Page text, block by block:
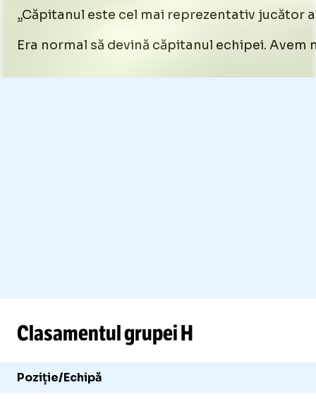
„Căpitanul este cel mai reprezentativ jucător
Era normal să devină căpitanul echipei.
Clasamentul grupei H
Poziție/Echipă